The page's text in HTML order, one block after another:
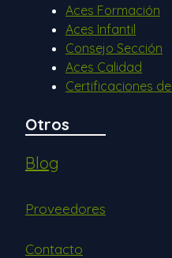
Aces Formación
Aces Infantil
Consejo Sección
Aces Calidad
Certificaciones
Otros
Blog
Proveedores
Contacto